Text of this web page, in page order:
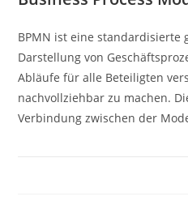
BPMN ist eine standardisierte
Darstellung von
Abläufe für alle Beteiligten
nachvollziehbar zu machen.
Verbindung zwischen der